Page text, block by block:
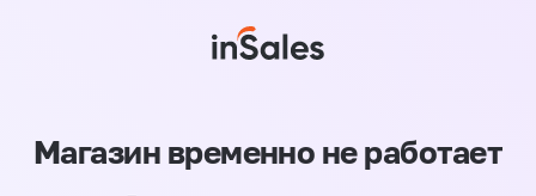
Магазин временно не работает